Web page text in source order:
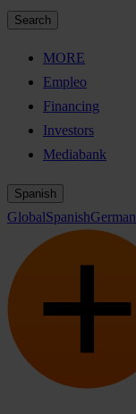
Search
MORE
Empleo
Financing
Investors
Mediabank
Spanish
GlobalSpanishGerman